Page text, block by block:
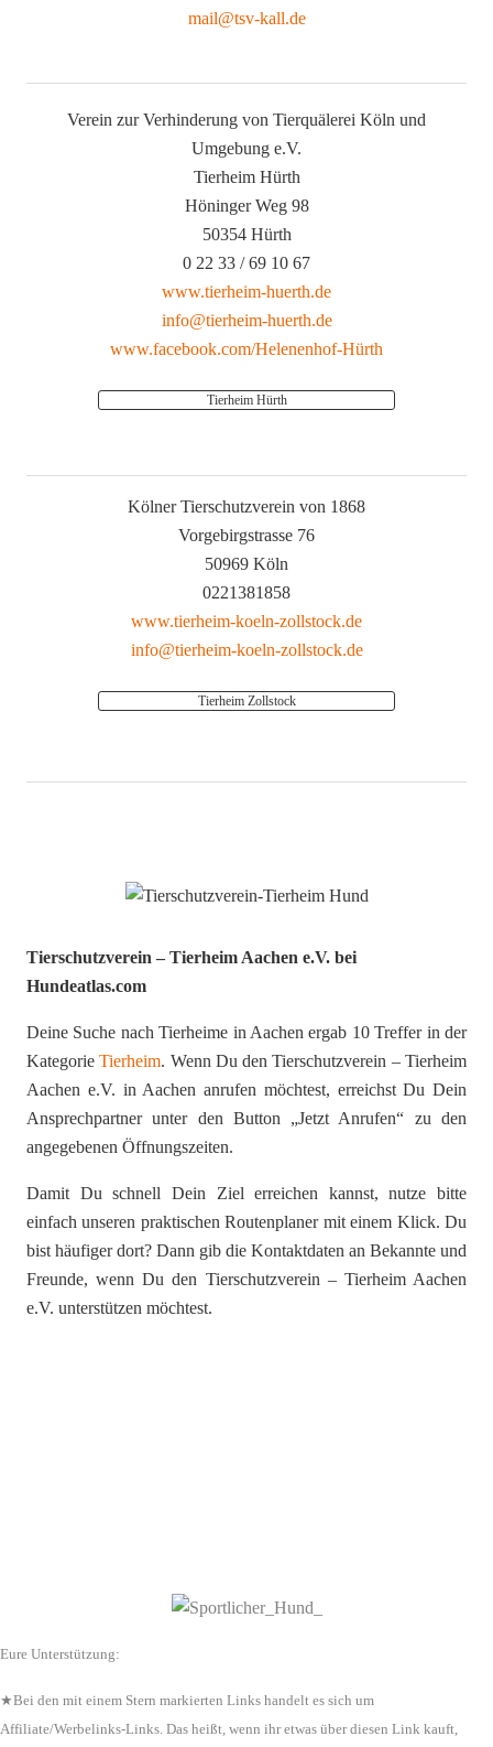
mail@tsv-kall.de
Verein zur Verhinderung von Tierquälerei Köln und
Umgebung e.V.
Tierheim Hürth
Höninger Weg 98
50354 Hürth
0 22 33 / 69 10 67
www.tierheim-huerth.de
info@tierheim-huerth.de
www.facebook.com/Helenenhof-Hürth
Tierheim Hürth
Kölner Tierschutzverein von 1868
Vorgebirgstrasse 76
50969 Köln
0221381858
www.tierheim-koeln-zollstock.de
info@tierheim-koeln-zollstock.de
Tierheim Zollstock
Tierschutzverein – Tierheim Aachen e.V. bei
Hundeatlas.com
Deine Suche nach Tierheime in Aachen ergab 10 Treffer in der
KategorieTierheim. Wenn Du den Tierschutzverein – Tierheim
Aachen e.V. in Aachen anrufen möchtest, erreichst Du Dein
Ansprechpartner unter den Button „Jetzt Anrufen“ zu den
angegebenen Öffnungszeiten.
Damit Du schnell Dein Ziel erreichen kannst, nutze bitte
einfach unseren praktischen Routenplaner mit einem Klick. Du
bist häufiger dort? Dann gib die Kontaktdaten an Bekannte und
Freunde, wenn Du den Tierschutzverein – Tierheim Aachen
e.V. unterstützen möchtest.
Eure Unterstützung:
★Bei den mit einem Stern markierten Links handelt es sich um
Affiliate/Werbelinks-Links. Das heißt, wenn ihr etwas über diesen Link kauft,